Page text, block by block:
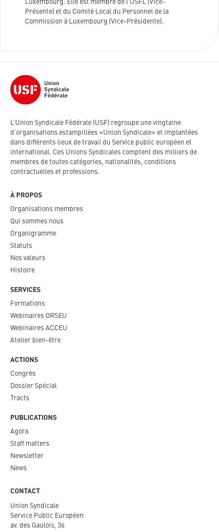
Luxembourg. Elle est membre de l’USFL (Vice-
Présente) et du Comité Local du Personnel de la
Commission à Luxembourg (Vice-Présidente).
L’Union Syndicale Fédérale (USF) regroupe une vingtaine
d’organisations estampillées «Union Syndicale» et implantées
dans différents lieux de travail du Service public européen et
international. Ces Unions Syndicales comptent des milliers de
membres de toutes catégories, nationalités, conditions
contractuelles et professions.
À PROPOS
Organisations membres
Qui sommes nous
Organigramme​
Statuts
Nos valeurs​
Histoire
SERVICES
Formations
Webinaires ORSEU​
Webinaires ACCEU
Atelier bien-être
ACTIONS
Congrès
Dossier Spécial
Tracts
PUBLICATIONS
Agora
Staff matters
Newsletter​
News
CONTACT
Union Syndicale
Service Public Européen
av. des Gaulois, 36